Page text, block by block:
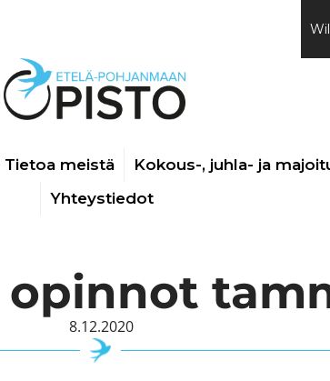
Tietoa meistä Kokous-, juhla- ja
Yhteystiedot
opinnot
8.12.2020